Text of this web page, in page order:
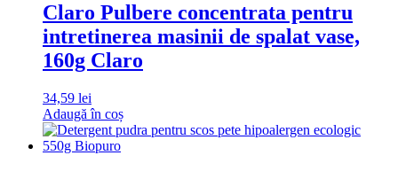
Claro Pulbere concentrata pentru
intretinerea masinii de spalat vase,
160g Claro
34,59 lei
Adaugă în coș